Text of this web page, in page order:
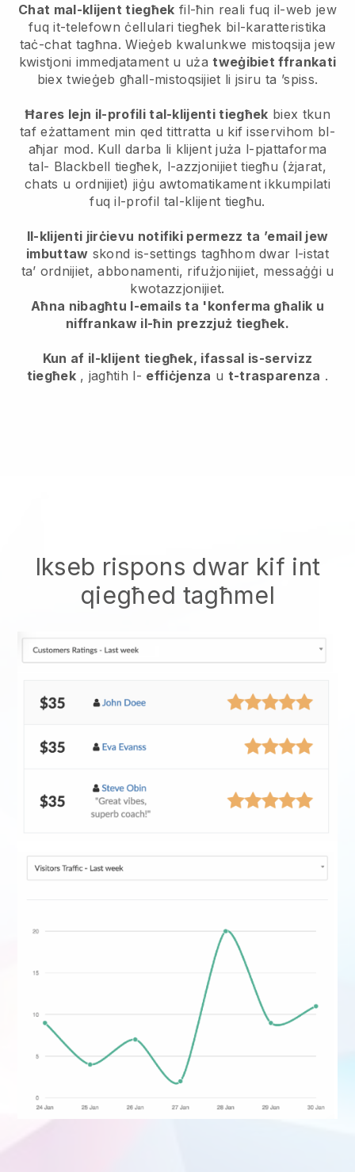
Chat mal-klijent tiegħek fil-ħin reali fuq il-web jew
fuq it-telefown ċellulari tiegħek bil-karatteristika
taċ-chat tagħna. Wieġeb kwalunkwe mistoqsija jew
kwistjoni immedjatament u użatweġibiet ffrankati
biex twieġeb għall-mistoqsijiet li jsiru ta ’spiss.
Ħares lejn il-profili tal-klijenti tiegħek biex tkun
taf eżattament min qed tittratta u kif isservihom bl-
aħjar mod. Kull darba li klijent juża l-pjattaforma
tal- Blackbell tiegħek, l-azzjonijiet tiegħu (żjarat,
chats u ordnijiet) jiġu awtomatikament ikkumpilati
fuq il-profil tal-klijent tiegħu.
Il-klijenti jirċievu notifiki permezz ta ’email jew
imbuttaw skond is-settings tagħhom dwar l-istat
ta’ ordnijiet, abbonamenti, rifużjonijiet, messaġġi u
kwotazzjonijiet.
Aħna nibagħtu l-emails ta 'konferma għalik u
niffrankaw il-ħin prezzjuż tiegħek.
Kun af il-klijent tiegħek, ifassal is-servizz
tiegħek, jagħtih l- effiċjenza u t-trasparenza .
Ikseb rispons dwar kif int
qiegħed tagħmel